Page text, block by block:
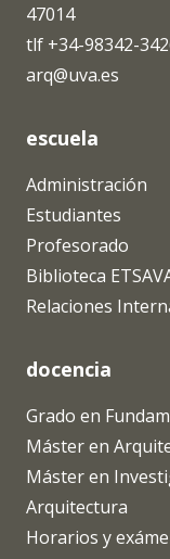
47014
tlf +34-98342-
arq@uva.es
escuela
Administración
Estudiantes
Profesorado
Biblioteca
Relaciones
docencia
Grado en
Máster en
Máster en
Arquitectura
Horarios y